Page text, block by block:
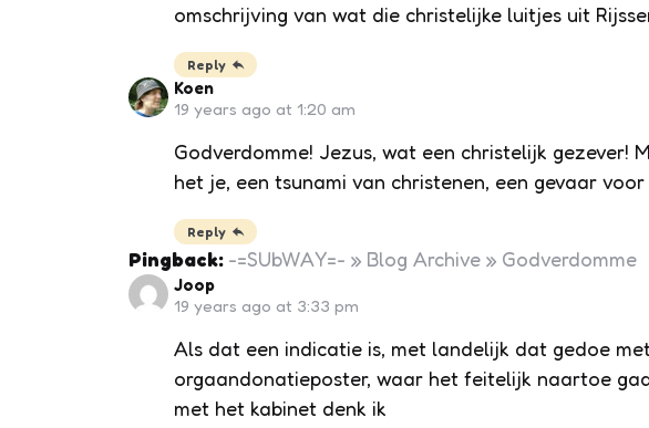
omschrijving van wat die christelijke luitjes uit
Reply
Koen
19 years ago at 1:20 am
Godverdomme! Jezus, wat een christelijk gezever!
het je, een tsunami van christenen, een gevaar
Reply
Pingback: -=SUbWAY=- » Blog Archive » Godverdomme
Joop
19 years ago at 3:33 pm
Als dat een indicatie is, met landelijk dat gedoe
orgaandonatieposter, waar het feitelijk naartoe
met het kabinet denk ik